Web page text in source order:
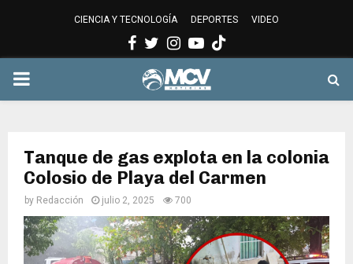
CIENCIA Y TECNOLOGÍA DEPORTES VIDEO
Facebook
Twitter
Instagram
Youtube
PRIMARY
Tanque de gas explota en la colonia
Colosio de Playa del Carmen
by Redacción julio 2, 2025 700